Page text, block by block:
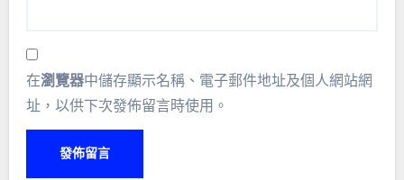
在瀏覽器中儲存顯示名稱、電子郵件地址及個人網站網
址，以供下次發佈留言時使用。